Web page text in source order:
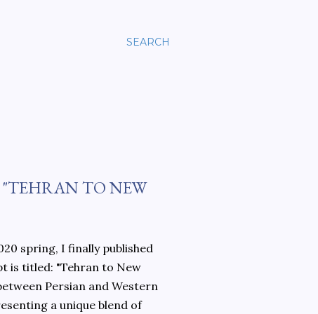
SEARCH
TO NEW
spring, I finally published
is titled: "Tehran to New
Persian and Western
a unique blend of